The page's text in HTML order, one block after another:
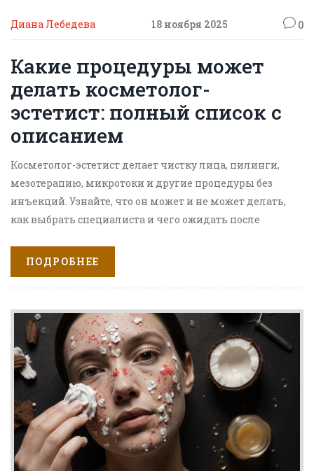
Диана Лебедева 18 ноября 2025 0
Какие процедуры может
делать косметолог-
эстетист: полный список с
описанием
Косметолог-эстетист делает чистку лица, пилинги,
мезотерапию, микротоки и другие процедуры без
инъекций. Узнайте, что он может и не может делать,
как выбрать специалиста и чего ожидать после
ПОДРОБНЕЕ